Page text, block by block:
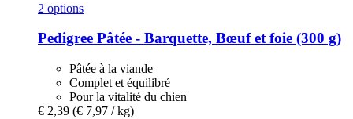
2 options
Pedigree Pâtée -​ Barquette, Bœuf et foie (300 g)
Pâtée à la viande
Complet et équilibré
Pour la vitalité du chien
€ 2,39 (€ 7,97 / kg)